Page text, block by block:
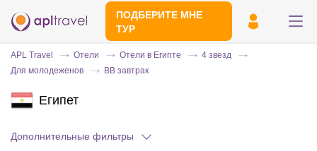
ПОДБЕРИТЕ МНЕ
ТУР
APL Travel Отели Отели в Египте
4 звезд
Для молодеженов
BB завтрак
Египет
Дополнительные фильтры